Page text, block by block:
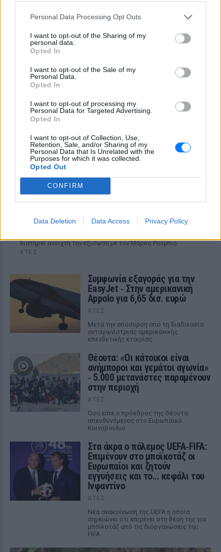
Personal Data Processing Opt Outs
I want to opt-out of the Sharing of my
personal data.
Opted In
I want to opt-out of the Sale of my
Personal Data.
Opted In
I want to opt-out of processing my
Personal Data for Targeted Advertising.
Opted In
I want to opt-out of Collection, Use,
Retention, Sale, and/or Sharing of my
Personal Data that Is Unrelated with the
Purposes for which it was collected.
Opted Out
CONFIRM
Data Deletion Data Access Privacy Policy
την πρόταση της Ρεάλ
Meta έξυπνα γυαλιά: Γιατί
εστιατόρια, παμπ και θέατρα
Από τον εστιάτορα Τζέρεμι Κινγκ ως την
εστίασης και ψυχαγωγίας κλείνουν την
πόρτα στα Ray-Ban Meta glasses.
Ο εκλεκτός του Τραμπ: Το κρυφό σχέδιο
Ο Ντόναλντ Τραμπ φέρεται να έδωσε ιδιωτικά το πιο
διατηρεί ανοιχτή την εξίσωση με τον Μάρκο Ρούμπιο.
ΧΤΕΣ
Συμφωνία εξαγοράς για την
EasyJet ‑ Στην αμερικανική
Appolo για 6,65 δισ. ευρώ
ΧΤΕΣ
Μετά την απόσυρση από τη διαδικασία
ανταγωνίστριας αμερικανικής
επενδυτικής εταιρίας
Θέουτα: «Οι κάτοικοι είναι
ανήμποροι και γεμάτοι αγωνία»
‑ 5.000 μετανάστες παραμένουν
στην περιοχή
ΧΤΕΣ
Όσα είπε ο πρόεδρος της Θέουτα
απευθυνόμενος στο Ευρωπαϊκό
Κοινοβούλιο
Στα άκρα ο πόλεμος UEFA‑FIFA:
Επιμένουν στο μποϊκοτάζ οι
Ευρωπαίοι και ζητούν
εγγυήσεις και το... κεφάλι του
Ινφαντίνο
ΧΤΕΣ
Νέα ανακοίνωση της UEFA η οποία
σημειώνει ότι επιμένει στη θέση της για
μποϊκοτάζ από τις διοργανώσεις της
FIFA